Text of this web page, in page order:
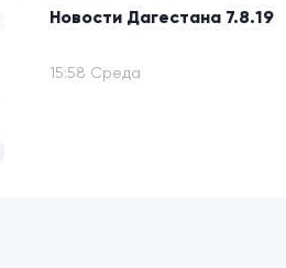
Новости Дагестана 7.8.19
15:58 Среда